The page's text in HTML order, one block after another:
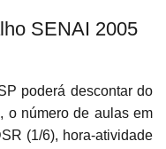
SENAI 2005
poderá descontar do
o número de aulas em
(1/6), hora-atividade